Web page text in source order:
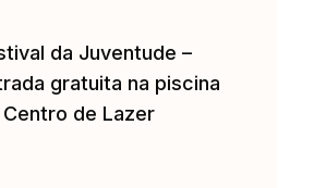
da Juventude –
gratuita na piscina
de Lazer